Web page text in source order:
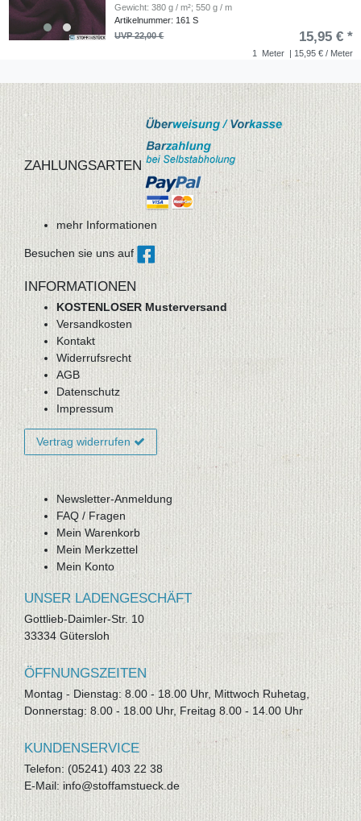
Gewicht: 380 g / m²; 550 g / m
Artikelnummer: 161 S
1 Meter | 15,95 € / Meter
UVP 22,00 € 15,95 € *
ZAHLUNGSARTEN
mehr Informationen
Besuchen sie uns auf
INFORMATIONEN
KOSTENLOSER Musterversand
Versandkosten
Kontakt
Widerrufsrecht
AGB
Datenschutz
Impressum
Vertrag widerrufen
Newsletter-Anmeldung
FAQ / Fragen
Mein Warenkorb
Mein Merkzettel
Mein Konto
UNSER LADENGESCHÄFT
Gottlieb-Daimler-Str. 10
33334 Gütersloh
ÖFFNUNGSZEITEN
Montag - Dienstag: 8.00 - 18.00 Uhr, Mittwoch Ruhetag,
Donnerstag: 8.00 - 18.00 Uhr, Freitag 8.00 - 14.00 Uhr
KUNDENSERVICE
Telefon: (05241) 403 22 38
E-Mail: info@stoffamstueck.de